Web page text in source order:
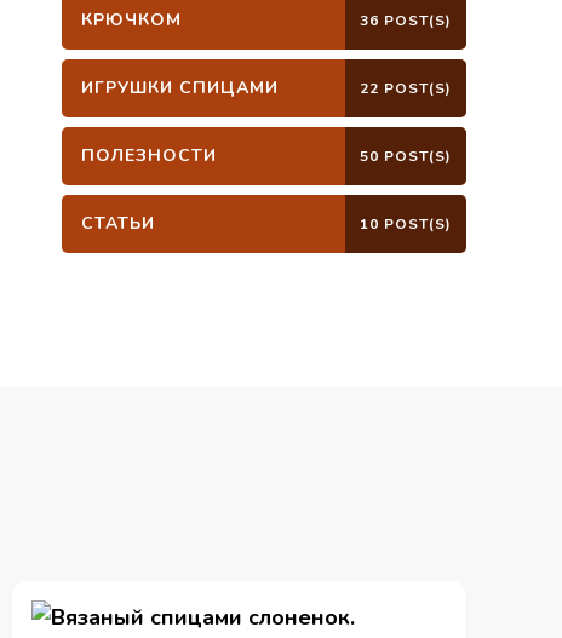
КРЮЧКОМ 36 POST(S)
ИГРУШКИ СПИЦАМИ 22 POST(S)
ПОЛЕЗНОСТИ 50 POST(S)
СТАТЬИ 10 POST(S)